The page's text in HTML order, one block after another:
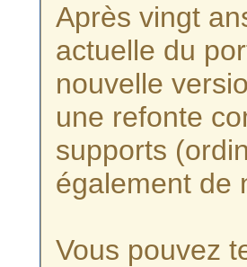
Après vingt
actuelle du
nouvelle
une refonte
supports
également de
Vous pouvez